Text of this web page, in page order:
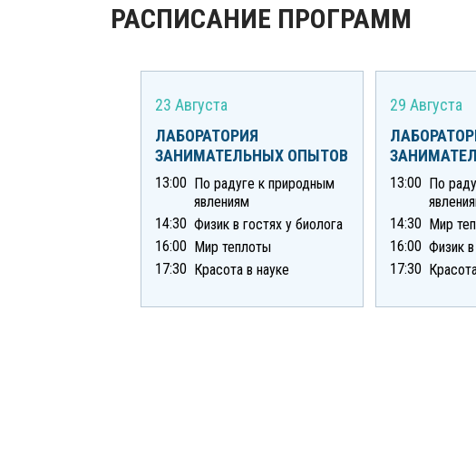
РАСПИСАНИЕ ПРОГРАММ
23 Августа
ЛАБОРАТОРИЯ
ЗАНИМАТЕЛЬНЫХ ОПЫТОВ
13:00 По радуге к природным
явлениям
14:30 Физик в гостях у биолога
16:00 Мир теплоты
17:30 Красота в науке
29 Августа
13:00 По
14:30 Мир
16:00 Физик
17:30